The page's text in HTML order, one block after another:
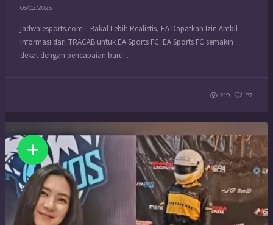
05/02/2025
jadwalesports.com – Bakal Lebih Realistis, EA Dapatkan Izin Ambil
Informasi dari TRACAB untuk EA Sports FC. EA Sports FC semakin
dekat dengan pencapaian baru...
219 87